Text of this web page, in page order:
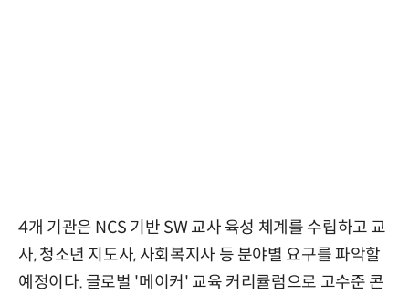
4개 기관은 NCS 기반 SW 교사 육성 체계를 수립하고 교
사, 청소년 지도사, 사회복지사 등 분야별 요구를 파악할
예정이다. 글로벌 '메이커' 교육 커리큘럼으로 고수준 콘